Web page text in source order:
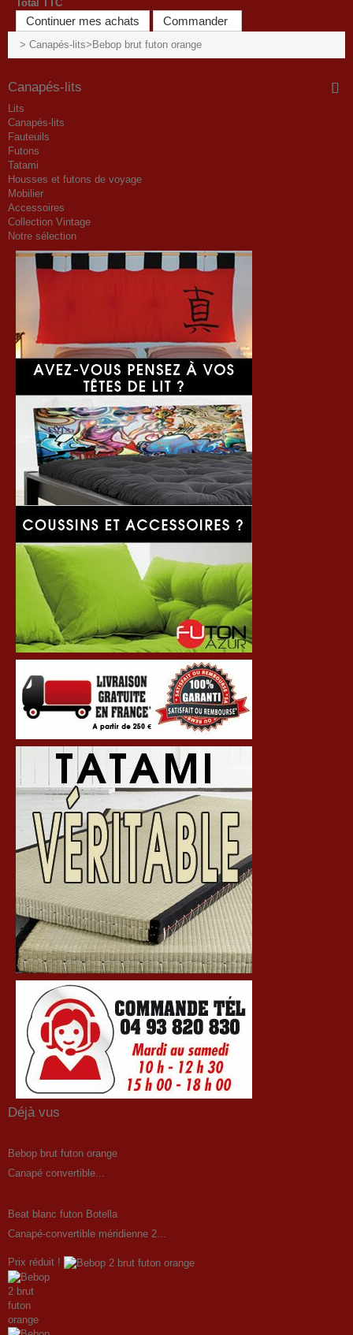
Total TTC
Continuer mes achats Commander
> Canapés-lits> Bebop brut futon orange
Canapés-lits
Lits
Canapés-lits
Fauteuils
Futons
Tatami
Housses et futons de voyage
Mobilier
Accessoires
Collection Vintage
Notre sélection
Déjà vus
Bebop brut futon orange
Canapé convertible...
Beat blanc futon Botella
Canapé-convertible méridienne 2...
Prix réduit !